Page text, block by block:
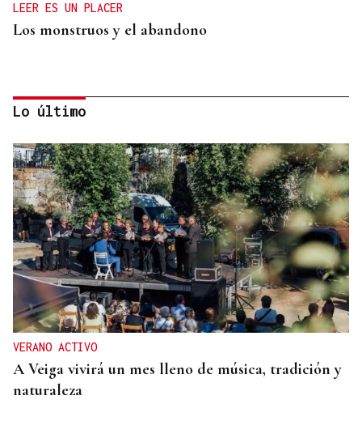
LEER ES UN PLACER
Los monstruos y el abandono
OBITUARIO
Muere a los 50 años el DJ francés Kavinsky, autor
del icónico tema "Nightcall"
Lo último
VERANO ACTIVO
A Veiga vivirá un mes lleno de música, tradición y
naturaleza